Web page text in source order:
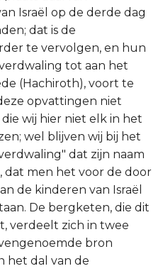
Israël op de derde dag
dat is de
te vervolgen, en hun
tot aan het
(Hachiroth), voort te
opvattingen niet
wij hier niet elk in het
wel blijven wij bij het
dat zijn naam
dat men het voor de door
de kinderen van Israël
De bergketen, die dit
verdeelt zich in twee
bron
het dal van de